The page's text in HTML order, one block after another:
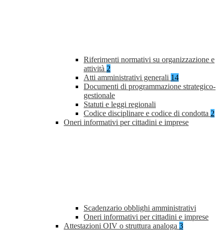
Riferimenti normativi su organizzazione e
attività 2
Atti amministrativi generali 14
Documenti di programmazione strategico-
gestionale
Statuti e leggi regionali
Codice disciplinare e codice di condotta 2
Oneri informativi per cittadini e imprese
Scadenzario obblighi amministrativi
Oneri informativi per cittadini e imprese
Attestazioni OIV o struttura analoga 3